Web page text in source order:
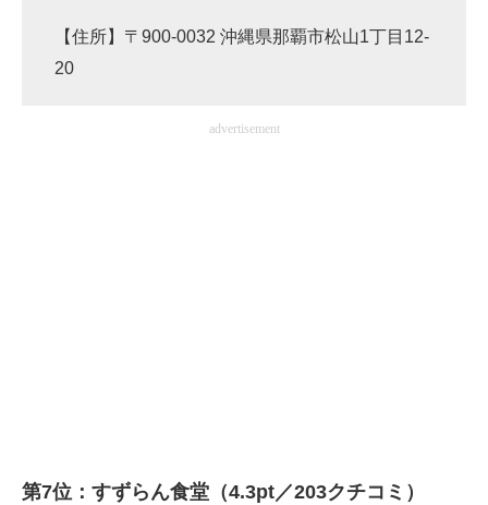
【住所】〒900-0032 沖縄県那覇市松山1丁目12-
20
advertisement
第7位：すずらん食堂（4.3pt／203クチコミ）